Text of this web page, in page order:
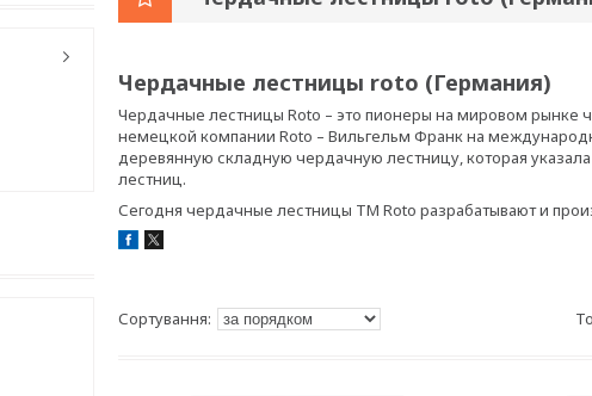
Чердачные лестницы roto (Германия)
Чердачные лестницы Roto – это пионеры на мировом рынке
немецкой компании Roto – Вильгельм Франк на
деревянную складную чердачную лестницу, которая
лестниц.
Сегодня чердачные лестницы ТМ Roto разрабатывают и